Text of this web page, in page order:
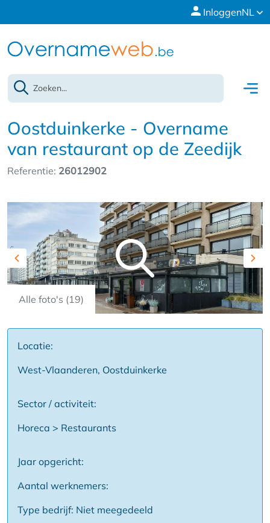
InloggenNL
Oostduinkerke - Overname
van restaurant op de Zeedijk
Referentie: 26012902
Alle foto's (19)
Previous
Locatie:
West-Vlaanderen, Oostduinkerke
Sector / activiteit:
Horeca > Restaurants
Jaar opgericht:
Aantal werknemers:
Type bedrijf: Niet meegedeeld